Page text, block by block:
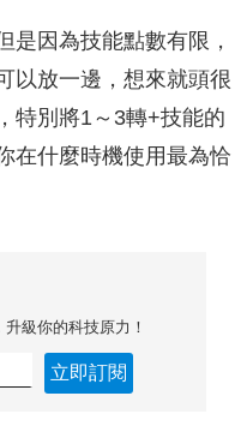
是因為技能點數有限，
以放一邊，想來就頭很
特別將1～3轉+技能的
在什麼時機使用最為恰
級你的科技原力！
立即訂閱